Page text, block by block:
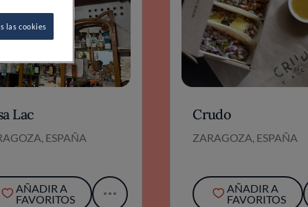
Lac
ESPAÑA
AÑADIR A
FAVORITOS
Crudo
ZARAGOZA, ESPAÑA
AÑADIR A
FAVORITOS